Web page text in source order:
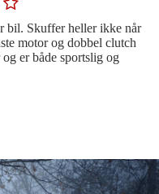
bil. Skuffer heller ikke når
motor og dobbel clutch
er både sportslig og